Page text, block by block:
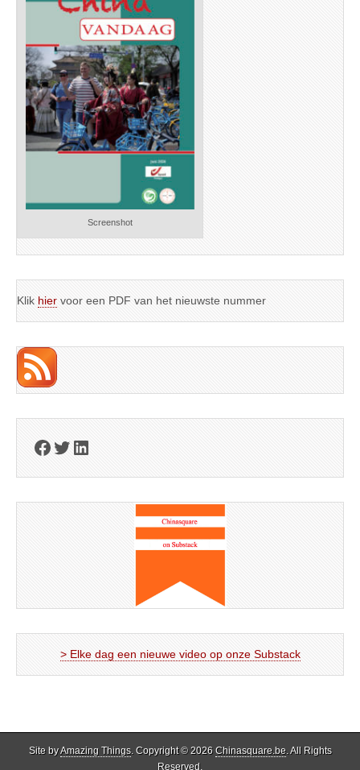
Screenshot
Klik hier voor een PDF van het nieuwste nummer
Facebook
Twitter
LinkedIn
> Elke dag een nieuwe video op onze Substack
Site byAmazing Things. Copyright © 2026 Chinasquare.be. All Rights
Reserved.